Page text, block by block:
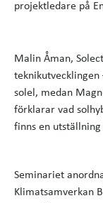
projektledare på
Malin Åman,
solel, medan
förklarar vad
finns en
Seminariet
Klimatsamverkan